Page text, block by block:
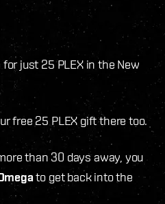
just 25 PLEX in the New
free 25 PLEX gift there too.
than 30 days away, you
to get back into the